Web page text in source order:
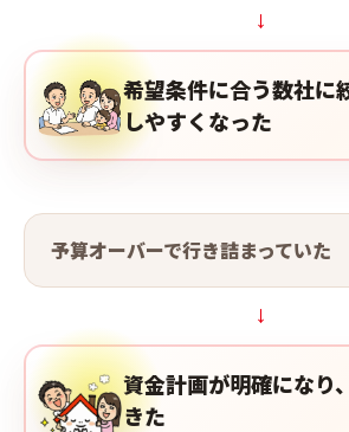
→
希望条件に合う数社に
しやすくなった
予算オーバーで行き詰まっていた
→
資金計画が明確になり
きた